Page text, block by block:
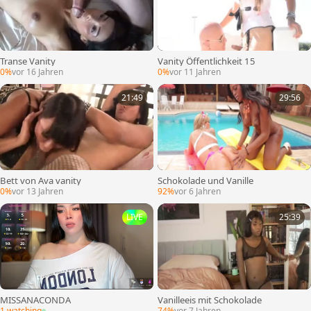
Transe Vanity
0%vor 16 Jahren
Vanity Öffentlichkeit 15
0%vor 11 Jahren
21:49
Bett von Ava vanity
0%vor 13 Jahren
29:56
Schokolade und Vanille
92%vor 6 Jahren
LIVE
MISSANACONDA
25:39
Vanilleeis mit Schokolade